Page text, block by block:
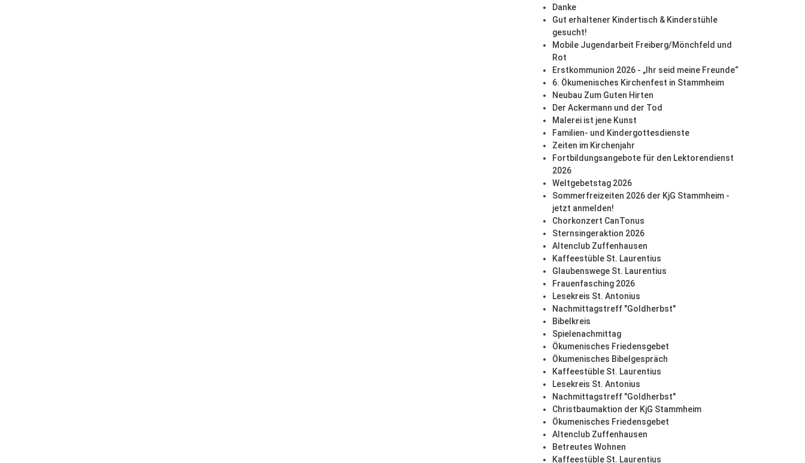
Danke
Gut erhaltener Kindertisch & Kinderstühle
gesucht!
Mobile Jugendarbeit Freiberg/Mönchfeld und
Rot
Erstkommunion 2026 - „Ihr seid meine Freunde“
6. Ökumenisches Kirchenfest in Stammheim
Neubau Zum Guten Hirten
Der Ackermann und der Tod
Malerei ist jene Kunst
Familien- und Kindergottesdienste
Zeiten im Kirchenjahr
Fortbildungsangebote für den Lektorendienst
2026
Weltgebetstag 2026
Sommerfreizeiten 2026 der KjG Stammheim -
jetzt anmelden!
Chorkonzert CanTonus
Sternsingeraktion 2026
Altenclub Zuffenhausen
Kaffeestüble St. Laurentius
Glaubenswege St. Laurentius
Frauenfasching 2026
Lesekreis St. Antonius
Nachmittagstreff "Goldherbst"
Bibelkreis
Spielenachmittag
Ökumenisches Friedensgebet
Ökumenisches Bibelgespräch
Kaffeestüble St. Laurentius
Lesekreis St. Antonius
Nachmittagstreff "Goldherbst"
Christbaumaktion der KjG Stammheim
Ökumenisches Friedensgebet
Altenclub Zuffenhausen
Betreutes Wohnen
Kaffeestüble St. Laurentius